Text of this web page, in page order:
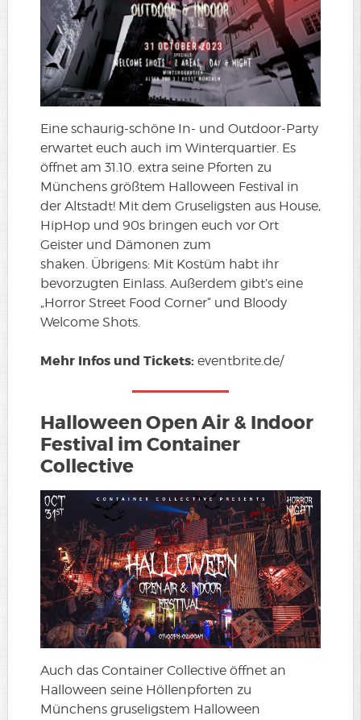
Eine schaurig-schöne In- und Outdoor-Party
erwartet euch auch im Winterquartier. Es
öffnet am 31.10. extra seine Pforten zu
Münchens größtem Halloween Festival in
der Altstadt! Mit dem Gruseligsten aus House,
HipHop und 90s bringen euch vor Ort
Geister und Dämonen zum
shaken. Übrigens: Mit Kostüm habt ihr
bevorzugten Einlass. Außerdem gibt’s eine
„Horror Street Food Corner“ und Bloody
Welcome Shots.
Mehr Infos und Tickets: eventbrite.de/
Halloween Open Air & Indoor
Festival im Container
Collective
Auch das Container Collective öffnet an
Halloween seine Höllenpforten zu
Münchens gruseligstem Halloween